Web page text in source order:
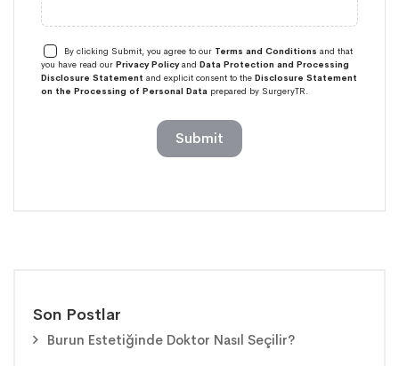
Son Postlar
Burun Estetiğinde Doktor Nasıl Seçilir?
By clicking Submit, you agree to our Terms and Conditions and that
you have read our Privacy Policyand Data Protection and Processing
Disclosure Statement and explicit consent to the Disclosure Statement
on the Processing of Personal Data prepared by SurgeryTR.
Submit